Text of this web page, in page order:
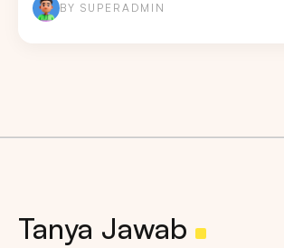
BY SUPERADMIN
Tanya Jawab